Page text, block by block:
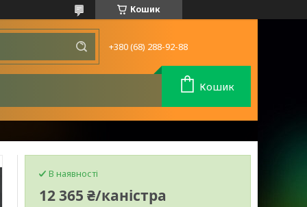
Кошик
+380 (68) 288-92-88
Кошик
В наявності
12 365 ₴/каністра